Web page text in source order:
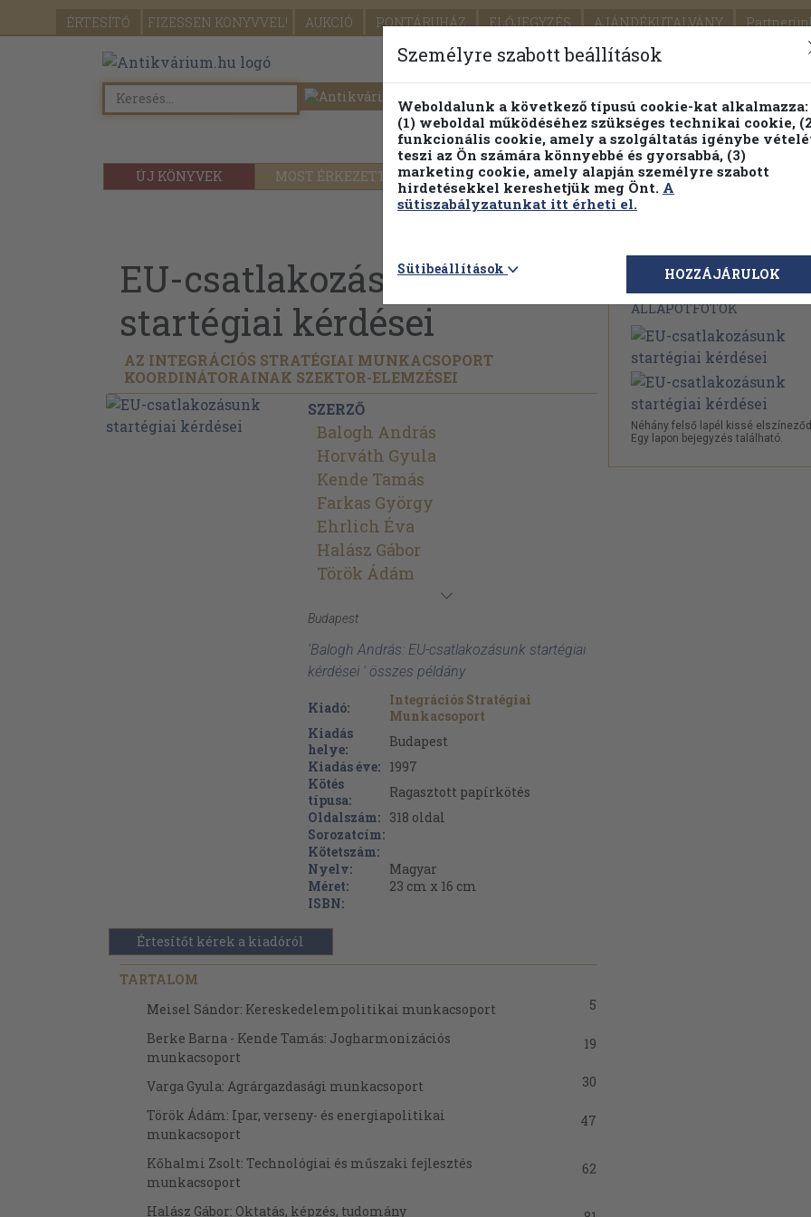
ÉRTESÍTŐ FIZESSEN KÖNYVVEL! AUKCIÓ PONTÁRUHÁZ ELŐJEGYZÉS AJÁNDÉKUTALVÁNY
SEGÍTSÉG
ÚJ KÖNYVEK MOST ÉRKEZETT PILLANATNYI ÁRAINK FENNTARTHATÓ
Részletes kereső Témaköri fa
EU-csatlakozásunk
startégiai kérdései
AZ INTEGRÁCIÓS STRATÉGIAI MUNKACSOPORT
KOORDINÁTORAINAK SZEKTOR-ELEMZÉSEI
SZERZŐ
Balogh András
Horváth Gyula
Kende Tamás
Farkas György
Ehrlich Éva
Halász Gábor
Török Ádám
Budapest
'Balogh András: EU-csatlakozásunk startégiai
kérdései ' összes példány
Kiadó:
Integrációs Stratégiai
Munkacsoport
Kiadás
helye:
Budapest
Kiadás éve: 1997
Kötés
típusa:
Ragasztott papírkötés
Oldalszám: 318 oldal
Sorozatcím:
Kötetszám:
Nyelv:
Magyar
Méret:
23 cm x 16 cm
ISBN:
Értesítőt kérek a kiadóról
TARTALOM
Meisel Sándor: Kereskedelempolitikai munkacsoport
5
Berke Barna - Kende Tamás: Jogharmonizációs
munkacsoport
19
Varga Gyula: Agrárgazdasági munkacsoport
30
Török Ádám: Ipar, verseny- és energiapolitikai
munkacsoport
47
Kőhalmi Zsolt: Technológiai és műszaki fejlesztés
munkacsoport
62
Halász Gábor: Oktatás, képzés, tudomány
Megvásárolható
ÁLLAPOTFOTÓK
Néhány felső lapél kissé
Egy lapon bejegyzés található.
Személyre szabott beállítások
Weboldalunk a következő típusú cookie-kat alkalmazza:
(1) weboldal működéséhez szükséges technikai cookie,
funkcionális cookie, amely a szolgáltatás igénybe
teszi az Ön számára könnyebbé és gyorsabbá, (3)
marketing cookie, amely alapján személyre szabott
hirdetésekkel kereshetjük meg Önt. A
sütiszabályzatunkat itt érheti el.
Sütibeállítások HOZZÁJÁRULOK